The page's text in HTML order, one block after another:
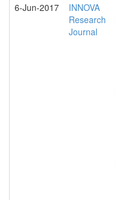
6-Jun-2017
INNOVA
Research
Journal